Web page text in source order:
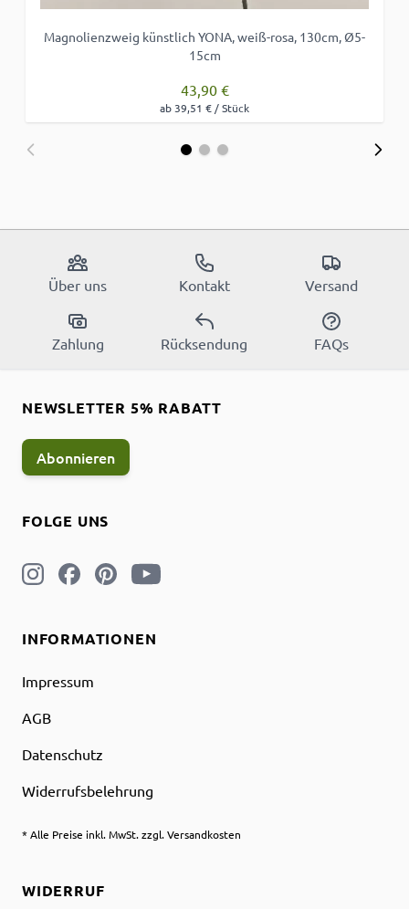
Magnolienzweig künstlich YONA, weiß-rosa, 130cm, Ø5-
15cm
43,90 €
ab 39,51 € / Stück
Über uns Kontakt Versand
Zahlung Rücksendung FAQs
INFORMATIONEN
Impressum
AGB
Datenschutz
Widerrufsbelehrung
* Alle Preise inkl. MwSt. zzgl. Versandkosten
FOLGE UNS
NEWSLETTER 5% RABATT
Abonnieren
WIDERRUF